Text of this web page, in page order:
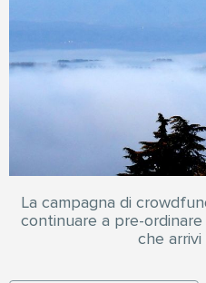
La campagna di
continuare a pre-
che arrivi